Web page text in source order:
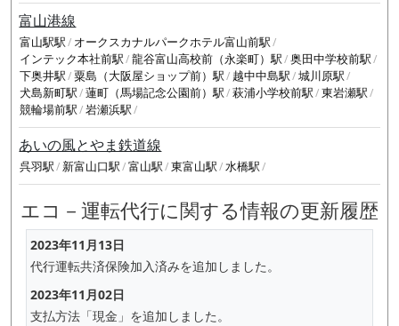
富山港線
富山駅駅
オークスカナルパークホテル富山前駅
インテック本社前駅 龍谷富山高校前（永楽町）駅 奥田中学校前駅
下奥井駅 粟島（大阪屋ショップ前）駅 越中中島駅 城川原駅
犬島新町駅 蓮町（馬場記念公園前）駅 萩浦小学校前駅 東岩瀬駅
競輪場前駅 岩瀬浜駅
あいの風とやま鉄道線
呉羽駅 新富山口駅 富山駅 東富山駅 水橋駅
エコ－運転代行に関する情報の更新履歴
2023年11月13日
代行運転共済保険加入済みを追加しました。
2023年11月02日
支払方法「現金」を追加しました。